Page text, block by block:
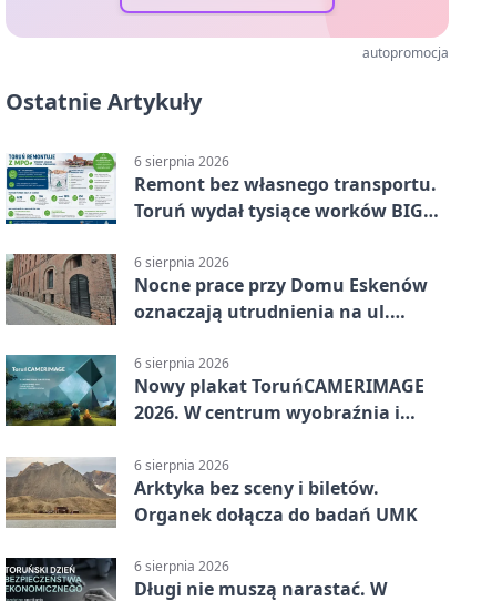
autopromocja
Ostatnie Artykuły
6 sierpnia 2026
Remont bez własnego transportu.
Toruń wydał tysiące worków BIG
6 sierpnia 2026
Nocne prace przy Domu Eskenów
oznaczają utrudnienia na ul.
6 sierpnia 2026
Nowy plakat ToruńCAMERIMAGE
2026. W centrum wyobraźnia i
6 sierpnia 2026
Arktyka bez sceny i biletów.
Organek dołącza do badań UMK
6 sierpnia 2026
Długi nie muszą narastać. W